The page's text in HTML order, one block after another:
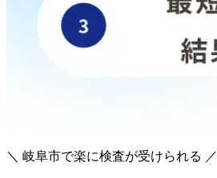
＼ 岐阜市で楽に検査が受けられる ／